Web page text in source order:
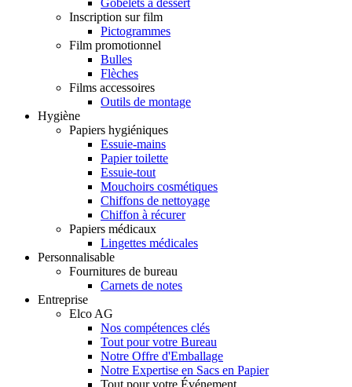
Gobelets à dessert
Inscription sur film
Pictogrammes
Film promotionnel
Bulles
Flèches
Films accessoires
Outils de montage
Hygiène
Papiers hygiéniques
Essuie-mains
Papier toilette
Essuie-tout
Mouchoirs cosmétiques
Chiffons de nettoyage
Chiffon à récurer
Papiers médicaux
Lingettes médicales
Personnalisable
Fournitures de bureau
Carnets de notes
Entreprise
Elco AG
Nos compétences clés
Tout pour votre Bureau
Notre Offre d'Emballage
Notre Expertise en Sacs en Papier